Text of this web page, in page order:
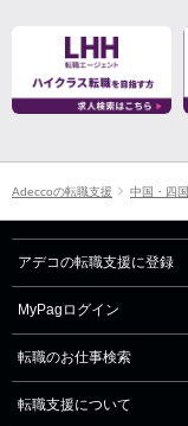
Adeccoの転職支援 中国・四国
アデコの転職支援に登録
MyPagログイン
転職のお仕事検索
転職支援について